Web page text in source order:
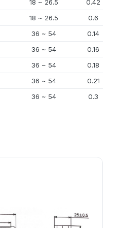
18 ~ 26.5
0.42
18 ~ 26.5
0.6
36 ~ 54
0.14
36 ~ 54
0.16
36 ~ 54
0.18
36 ~ 54
0.21
36 ~ 54 0.3